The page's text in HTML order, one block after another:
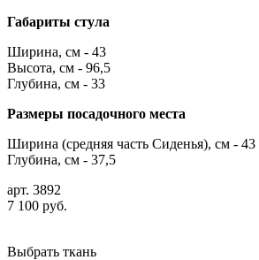
Габариты стула
Ширина, см - 43
Высота, см - 96,5
Глубина, см - 33
Размеры посадочного места
Ширина (средняя часть Сиденья), см - 43
Глубина, см - 37,5
арт. 3892
7 100 руб.
Выбрать ткань